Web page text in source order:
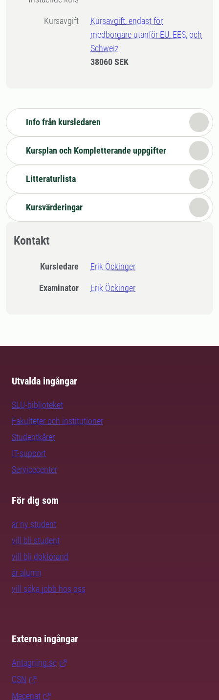
Kursavgift
Kursavgift, endast för
medborgare utanför EU, EES, och
Schweiz
38060 SEK
Info från kursledaren
Kursplan och Kompletterande uppgifter
Litteraturlista
Kursvärderingar
Kontakt
Kursledare Erik Öckinger
Examinator Erik Öckinger
Utvalda ingångar
SLU-biblioteket
Fakulteter och institutioner
Studentkårer
IT-support
Servicecenter
För dig som
är ny student
vill bli student
vill bli doktorand
är alumn
vill söka jobb hos oss
Externa ingångar
Antagning.se
CSN
Mecenat